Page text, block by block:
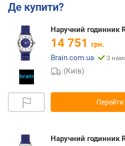
Де купити?
Наручний годинник
14 751 грн.
Brain.com.ua
З
(Київ)
Перейти
Наручний годинник